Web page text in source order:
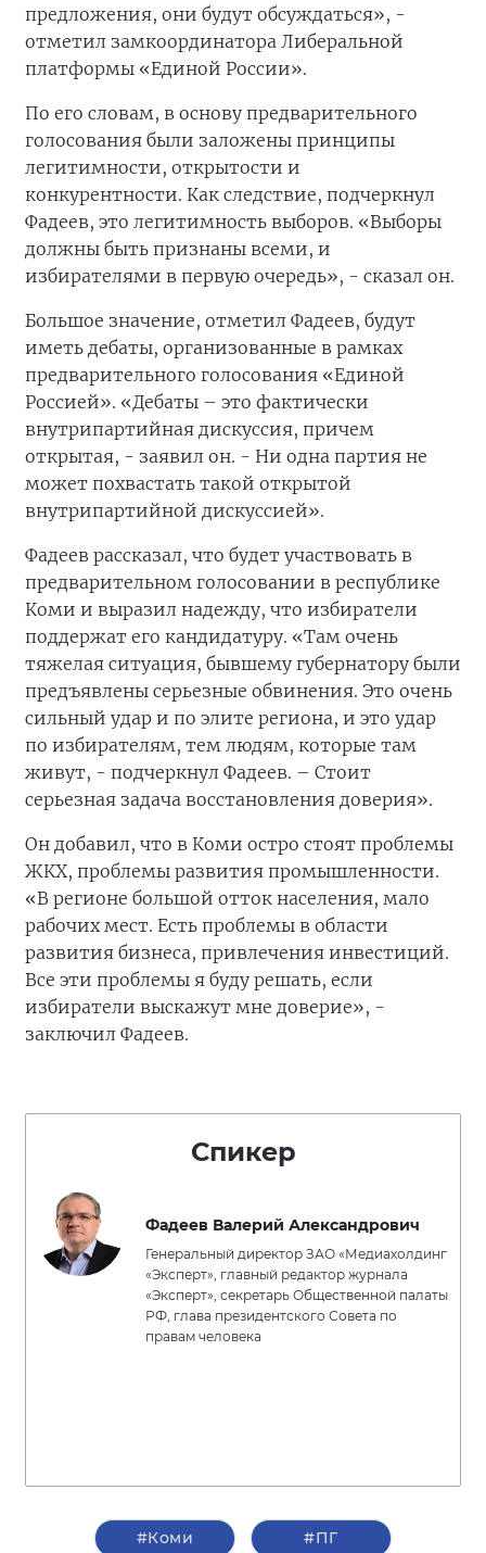
предложения, они будут обсуждаться», -
отметил замкоординатора Либеральной
платформы «Единой России».
По его словам, в основу предварительного
голосования были заложены принципы
легитимности, открытости и
конкурентности. Как следствие, подчеркнул
Фадеев, это легитимность выборов. «Выборы
должны быть признаны всеми, и
избирателями в первую очередь», - сказал он.
Большое значение, отметил Фадеев, будут
иметь дебаты, организованные в рамках
предварительного голосования «Единой
Россией». «Дебаты – это фактически
внутрипартийная дискуссия, причем
открытая, - заявил он. - Ни одна партия не
может похвастать такой открытой
внутрипартийной дискуссией».
Фадеев рассказал, что будет участвовать в
предварительном голосовании в республике
Коми и выразил надежду, что избиратели
поддержат его кандидатуру. «Там очень
тяжелая ситуация, бывшему губернатору были
предъявлены серьезные обвинения. Это очень
сильный удар и по элите региона, и это удар
по избирателям, тем людям, которые там
живут, - подчеркнул Фадеев. – Стоит
серьезная задача восстановления доверия».
Он добавил, что в Коми остро стоят проблемы
ЖКХ, проблемы развития промышленности.
«В регионе большой отток населения, мало
рабочих мест. Есть проблемы в области
развития бизнеса, привлечения инвестиций.
Все эти проблемы я буду решать, если
избиратели выскажут мне доверие», -
заключил Фадеев.
Спикер
Фадеев Валерий Александрович
Генеральный директор ЗАО «Медиахолдинг
«Эксперт», главный редактор журнала
«Эксперт», секретарь Общественной палаты
РФ, глава президентского Совета по
правам человека
#Коми #ПГ